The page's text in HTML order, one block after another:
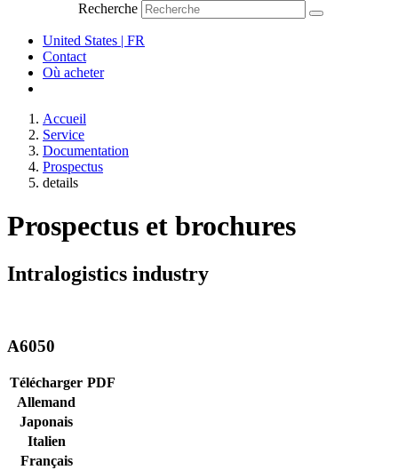
Recherche
United States | FR
Contact
Où acheter
Accueil
Service
Documentation
Prospectus
details
Prospectus et brochures
Intralogistics industry
A6050
Télécharger PDF
Allemand
Japonais
Italien
Français